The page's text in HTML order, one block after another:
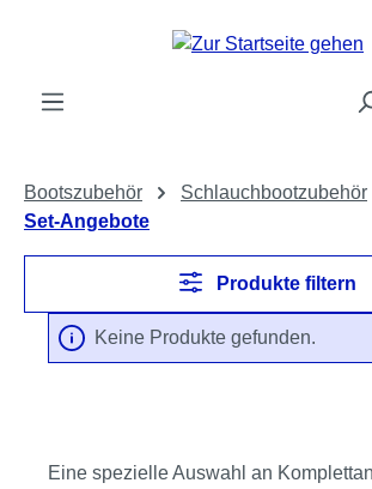
Zum Hauptinhalt springen
Bootszubehör
Schlauchbootzubehör
Set-Angebote
Produkte filtern
Keine Produkte gefunden.
Eine spezielle Auswahl an